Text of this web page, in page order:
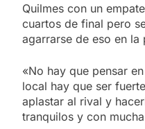
Quilmes con un
cuartos de final pero
agarrarse de eso en la
«No hay que pensar
local hay que ser
aplastar al rival y
tranquilos y con